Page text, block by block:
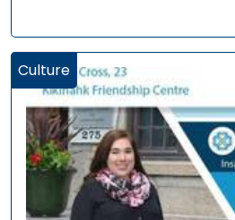
Culture